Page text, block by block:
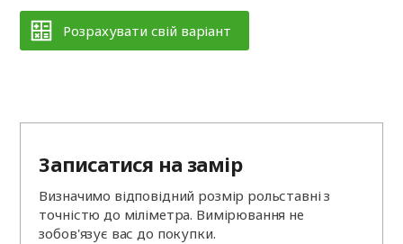
Розрахувати свій варіант
Записатися на замір
Визначимо відповідний розмір рольставні з
точністю до міліметра. Вимірювання не
зобов'язує вас до покупки.